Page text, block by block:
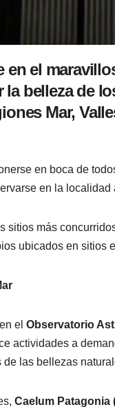
en el
belleza de
Mar,
en boca de
en la
sitios más
ubicados en
el Observatorio
actividades a
las bellezas
Caelum Patagonia